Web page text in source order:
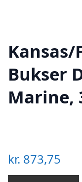
Kansas/
Bukser
Marine,
kr. 873,75